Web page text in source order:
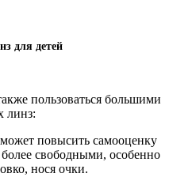
для детей
пользоваться большими
линз:
повысить самооценку
свободными, особенно
нося очки.